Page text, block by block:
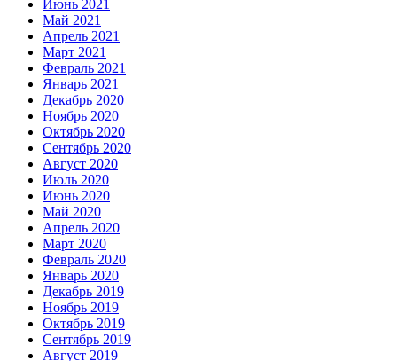
Июнь 2021
Май 2021
Апрель 2021
Март 2021
Февраль 2021
Январь 2021
Декабрь 2020
Ноябрь 2020
Октябрь 2020
Сентябрь 2020
Август 2020
Июль 2020
Июнь 2020
Май 2020
Апрель 2020
Март 2020
Февраль 2020
Январь 2020
Декабрь 2019
Ноябрь 2019
Октябрь 2019
Сентябрь 2019
Август 2019